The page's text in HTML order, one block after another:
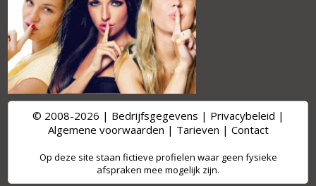
© 2008-2026 | Bedrijfsgegevens | Privacybeleid |
Algemene voorwaarden | Tarieven | Contact
Op deze site staan fictieve profielen waar geen fysieke
afspraken mee mogelijk zijn.